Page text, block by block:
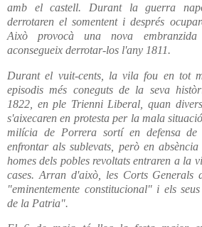
amb el castell. Durant la guerra
derrotaren el somentent i després
Això provocà una nova
aconsegueix derrotar-los l'any 1811.
Durant el vuit-cents, la vila fou en tot
episodis més coneguts de la seva
1822, en ple Trienni Liberal, quan
s'aixecaren en protesta per la mala
milícia de Porrera sortí en defensa
enfrontar als sublevats, però en
homes dels pobles revoltats entraren a la
cases. Arran d'això, les Corts Generals
"eminentemente constitucional" i els
de la Patria".